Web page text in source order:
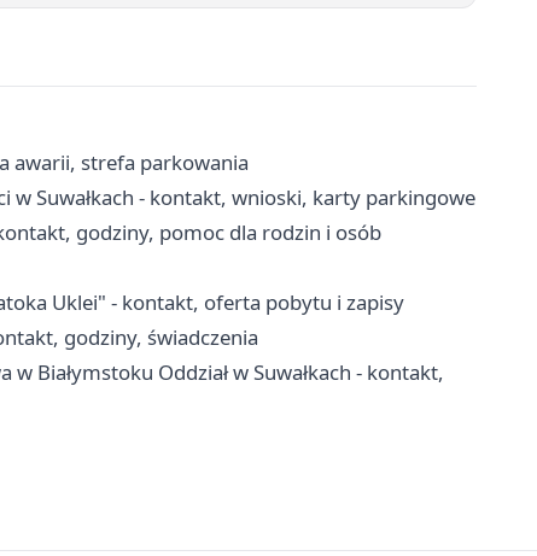
awarii, strefa parkowania
w Suwałkach - kontakt, wnioski, karty parkingowe
godziny, pomoc dla rodzin i osób
Uklei" - kontakt, oferta pobytu i zapisy
godziny, świadczenia
Białymstoku Oddział w Suwałkach - kontakt,